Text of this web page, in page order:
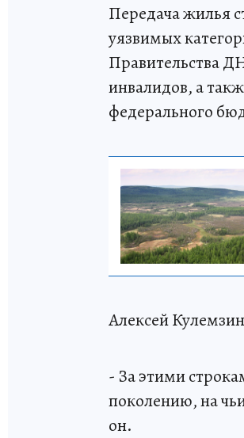
Передача жилья
уязвимых
Правительства
инвалидов, а
федерального
Алексей
- За этими
поколению, на
он.